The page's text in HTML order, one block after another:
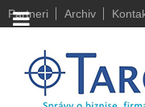
Partneri Archiv